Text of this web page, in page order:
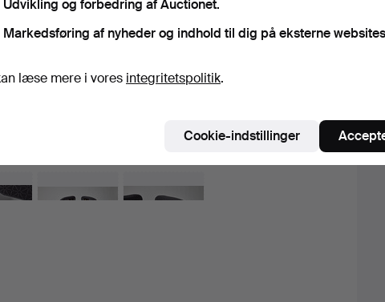
Udvikling og forbedring af Auctionet.
Markedsføring af nyheder og indhold til dig på eksterne
læse mere i vores integritetspolitik.
Cookie-indstillinger